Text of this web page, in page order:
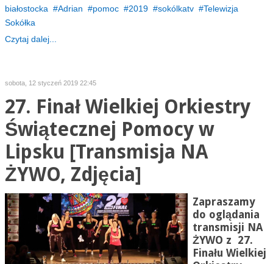
białostocka
Adrian pomoc 2019 sokólkatv
Telewizja
Sokółka
Czytaj dalej...
sobota, 12 styczeń 2019 22:45
27. Finał Wielkiej Orkiestry
Świątecznej Pomocy w
Lipsku [Transmisja NA
ŻYWO, Zdjęcia]
Zapraszamy
do oglądania
transmisji NA
ŻYWO z 27.
Finału Wielkiej